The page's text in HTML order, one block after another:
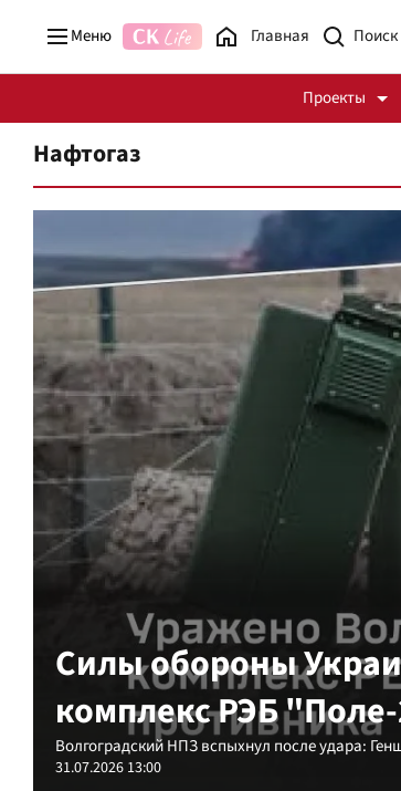
Меню Главная
Проекты
Стоп Политической Коррупции Честные
Политика Здоровье
Нафтогаз
Силы обороны
комплекс РЭБ
Волгоградский НПЗ вспыхнул после удара:
31.07.2026 13:00